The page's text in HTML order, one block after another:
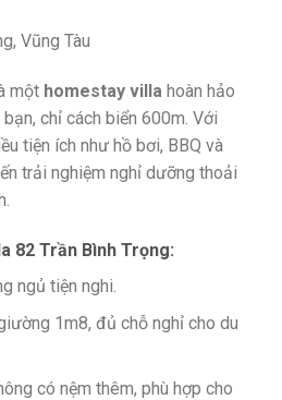
Vũng Tàu
một homestay villa hoàn hảo
chỉ cách biển 600m. Với
tiện ích như hồ bơi, BBQ và
trải nghiệm nghỉ dưỡng thoải
82 Trần Bình Trọng:
ngủ tiện nghi.
1m8, đủ chỗ nghỉ cho du
có nệm thêm, phù hợp cho